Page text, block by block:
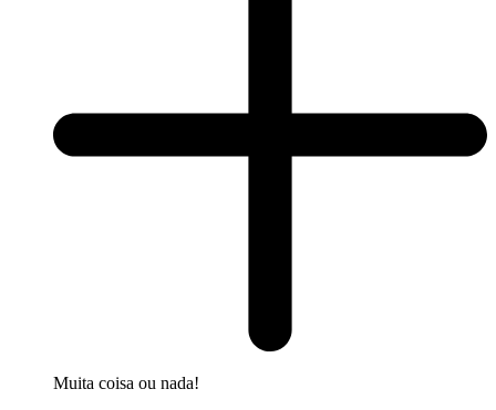
Muita coisa ou nada!